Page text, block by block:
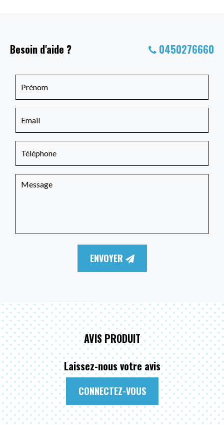
Besoin d'aide ? 0450276660
ENVOYER
AVIS PRODUIT
Laissez-nous votre avis
CONNECTEZ-VOUS